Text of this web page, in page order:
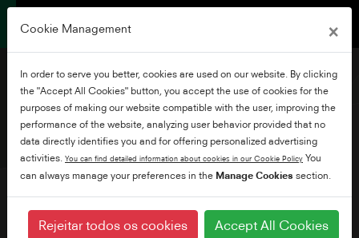
32" W/LV34 Series
Cookie Management ×
In order to serve you better, cookies are used on our website. By clicking
the "Accept All Cookies" button, you accept the use of cookies for the
purposes of making our website compatible with the user, improving the
performance of the website, analyzing user behavior provided that no
data directly identifies you and for offering personalized advertising
activities. You can find detailed information about cookies in our Cookie Policy You
can always manage your preferences in the Manage Cookies section.
Rejeitar todos os cookies Accept All Cookies